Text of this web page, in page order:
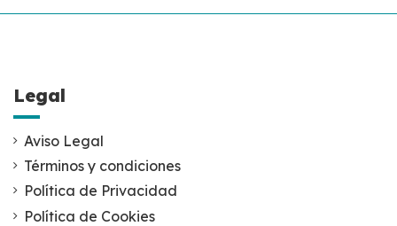
Legal
Aviso Legal
Términos y condiciones
Política de Privacidad
Política de Cookies